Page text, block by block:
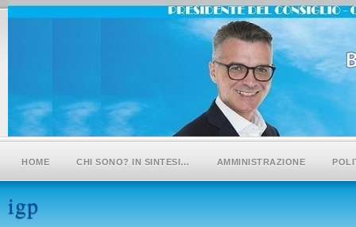
HOME CHI SONO? IN SINTESI… AMMINISTRAZIONE
igp